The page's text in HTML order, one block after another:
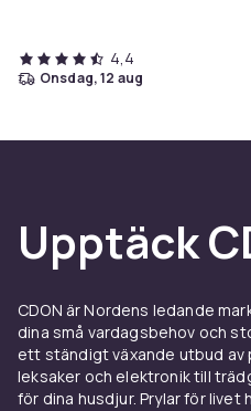
4,4
onsdag, 12 aug
Upptäck
CDON är Nordens ledande
dina små vardagsbehov och
ett ständigt växande utbud av
leksaker och elektronik till
för dina husdjur. Prylar för livet